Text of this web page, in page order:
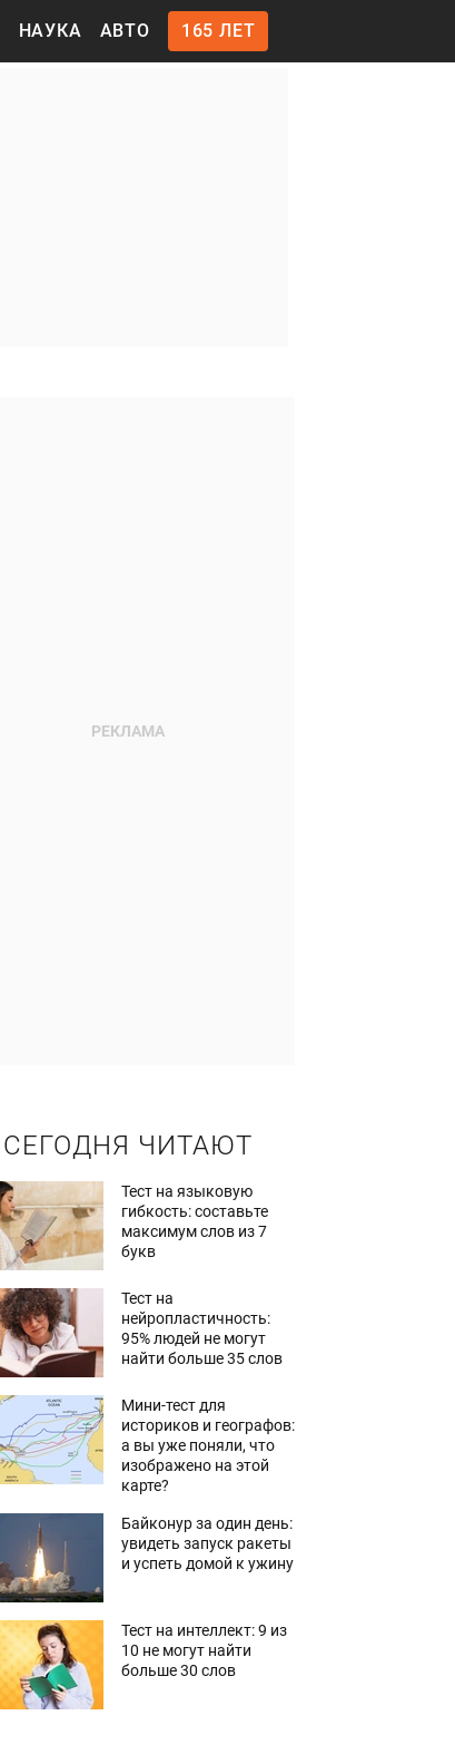
НАУКА АВТО 165 ЛЕТ
СЕГОДНЯ ЧИТАЮТ
Тест на языковую
гибкость: составьте
максимум слов из 7
букв
Тест на
нейропластичность:
95% людей не могут
найти больше 35 слов
Мини-тест для
историков и географов:
а вы уже поняли, что
изображено на этой
карте?
Байконур за один день:
увидеть запуск ракеты
и успеть домой к ужину
Тест на интеллект: 9 из
10 не могут найти
больше 30 слов